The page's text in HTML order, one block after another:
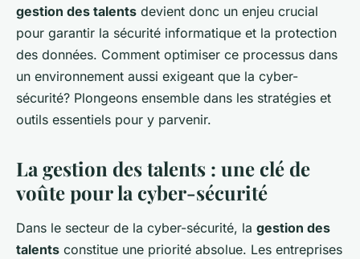
Maxime• 27 août 2024 •8 min de lecture
gestion des talents devient donc un enjeu crucial
pour garantir la sécurité informatique et la protection
des données. Comment optimiser ce processus dans
un environnement aussi exigeant que la cyber-
sécurité? Plongeons ensemble dans les stratégies et
outils essentiels pour y parvenir.
La gestion des talents : une clé de
voûte pour la cyber-sécurité
Dans le secteur de la cyber-sécurité, la gestion des
talents constitue une priorité absolue. Les entreprises